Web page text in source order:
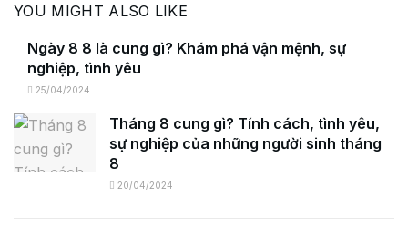
YOU MIGHT ALSO LIKE
Ngày 8 8 là cung gì? Khám phá vận mệnh, sự
nghiệp, tình yêu
25/04/2024
Tháng 8 cung gì? Tính cách, tình yêu,
sự nghiệp của những người sinh tháng
8
20/04/2024